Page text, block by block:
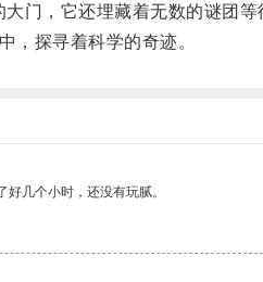
，它还埋藏着无数的谜团等
探寻着科学的奇迹。
几个小时，还没有玩腻。